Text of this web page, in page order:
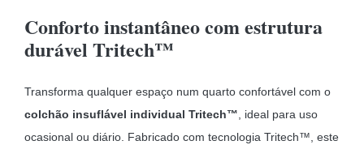
Conforto instantâneo com estrutura
durável Tritech™
Transforma qualquer espaço num quarto confortável com o
colchão insuflável individual Tritech™, ideal para uso
ocasional ou diário. Fabricado com tecnologia Tritech™, este